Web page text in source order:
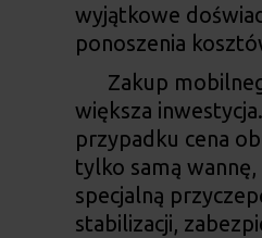
wyjątkowe
ponoszenia
Zakup
większa
przypadku cena
tylko samą
specjalną
stabilizacji,